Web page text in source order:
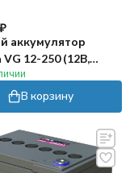
₽
аккумулятор
12-250 (12В,
В корзину